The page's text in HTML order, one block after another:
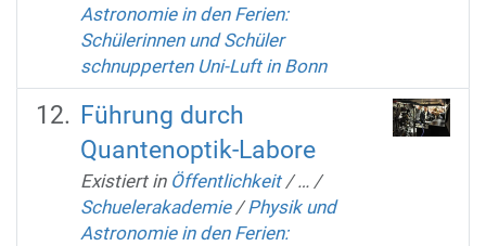
Astronomie in den Ferien:
Schülerinnen und Schüler
schnupperten Uni-Luft in Bonn
Führung durch
Quantenoptik-Labore
Existiert in Öffentlichkeit /… /
Schuelerakademie /Physik und
Astronomie in den Ferien: